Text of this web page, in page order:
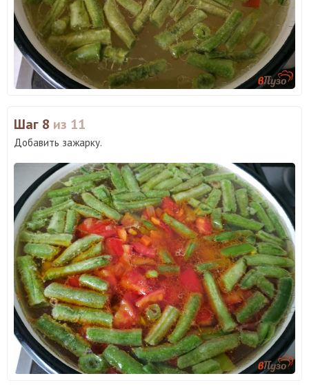
Шаг 8 из 11
Добавить зажарку.